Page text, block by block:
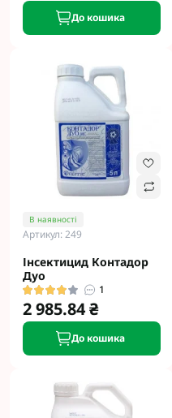
До кошика
В наявності
Артикул: 249
Інсектицид Контадор
Дуо
1
2 985.84 ₴
До кошика